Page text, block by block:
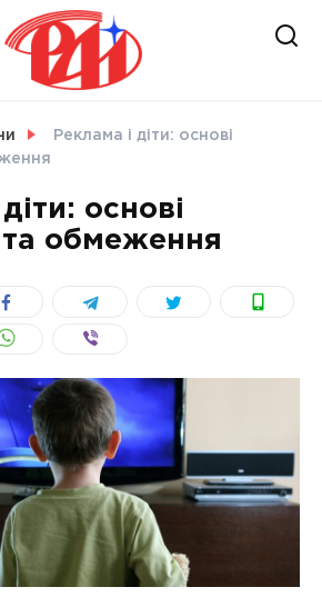
Реклама і діти: основі
основі
обмеження